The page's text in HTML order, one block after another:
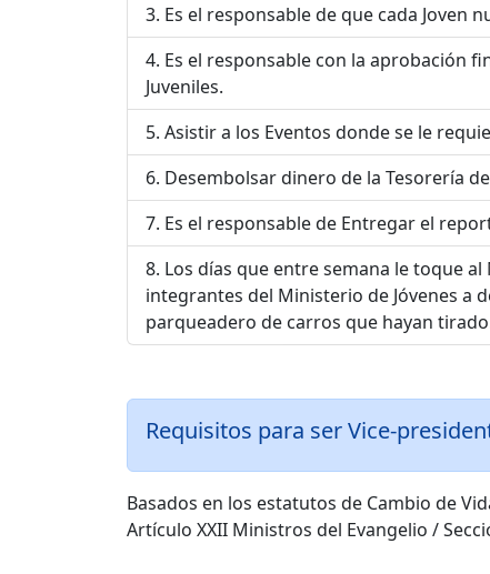
Es el responsable de que cada Joven
Es el responsable con la aprobación
Juveniles.
Asistir a los Eventos donde se le
Desembolsar dinero de la Tesorería
Es el responsable de Entregar el
Los días que entre semana le toque
integrantes del Ministerio de Jóvenes a
parqueadero de carros que hayan
Requisitos para ser Vice-
Basados en los estatutos de Cambio de
Artículo XXII Ministros del Evangelio /